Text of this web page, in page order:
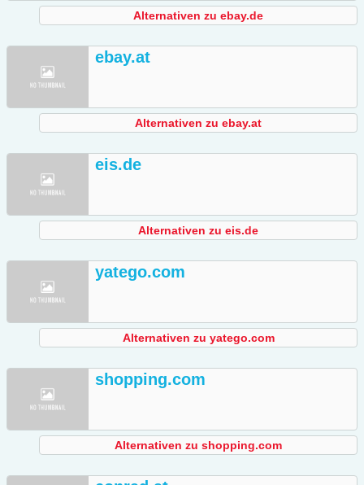
Alternativen zu ebay.de
ebay.at
Alternativen zu ebay.at
eis.de
Alternativen zu eis.de
yatego.com
Alternativen zu yatego.com
shopping.com
Alternativen zu shopping.com